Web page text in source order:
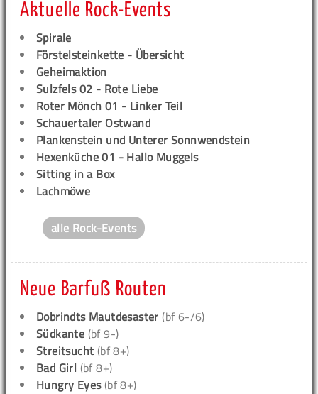
Aktuelle Rock-Events
Spirale
Förstelsteinkette - Übersicht
Geheimaktion
Sulzfels 02 - Rote Liebe
Roter Mönch 01 - Linker Teil
Schauertaler Ostwand
Plankenstein und Unterer Sonnwendstein
Hexenküche 01 - Hallo Muggels
Sitting in a Box
Lachmöwe
alle Rock-Events
Neue Barfuß Routen
Dobrindts Mautdesaster (bf 6-/6)
Südkante (bf 9-)
Streitsucht (bf 8+)
Bad Girl (bf 8+)
Hungry Eyes(bf 8+)